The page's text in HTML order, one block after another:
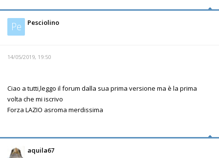
Pe Pesciolino
14/05/2019, 19:50
Ciao a tutti,leggo il forum dalla sua prima versione ma è la prima
volta che mi iscrivo
Forza LAZIO asroma merdissima
aquila67